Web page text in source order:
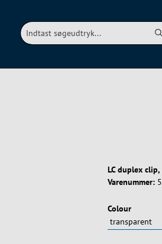
LC duplex
Varenummer:
Vælg
Colour